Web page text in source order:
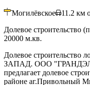
Могилёвское 11.2 км
Долевое строительство
20000 м.кв.
Долевое строительство
ЗАПАД. ООО
предлагает долевое
районе аг.Привольный